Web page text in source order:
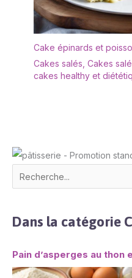
Cake épinards et
Cakes salés Cakes
cakes healthy et
Dans la catégorie
Pain d’asperges au